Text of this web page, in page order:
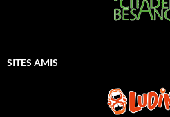
SITES AMIS